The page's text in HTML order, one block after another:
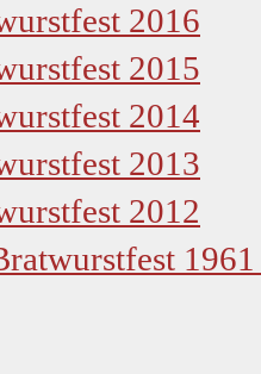
2016
2015
2014
2013
2012